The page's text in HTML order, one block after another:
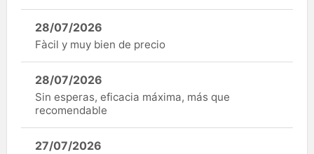
28/07/2026
Fàcil y muy bien de precio
28/07/2026
Sin esperas, eficacia máxima, más que
recomendable
27/07/2026